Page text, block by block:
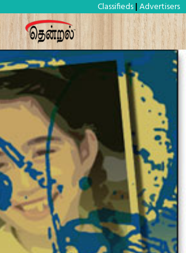
Classifieds | Advertisers